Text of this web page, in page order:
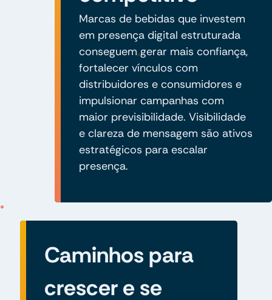
Marcas de bebidas que investem
em presença digital estruturada
conseguem gerar mais confiança,
fortalecer vínculos com
distribuidores e consumidores e
impulsionar campanhas com
maior previsibilidade. Visibilidade
e clareza de mensagem são ativos
estratégicos para escalar
presença.
Caminhos para
crescer e se